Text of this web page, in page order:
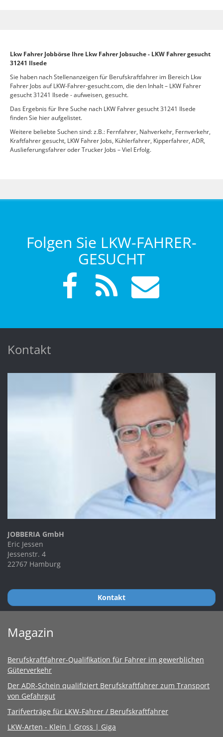
Lkw Fahrer Jobbörse Ihre Lkw Fahrer Jobsuche - LKW Fahrer gesucht
31241 Ilsede
Sie haben nach Stellenanzeigen für Berufskraftfahrer im Bereich Lkw
Fahrer Jobs auf LKW-Fahrer-gesucht.com, die den Inhalt – LKW Fahrer
gesucht 31241 Ilsede - aufweisen, gesucht.
Das Ergebnis für Ihre Suche nach LKW Fahrer gesucht 31241 Ilsede
finden Sie hier aufgelistet.
Weitere beliebte Suchen sind: z.B.: Fernfahrer, Nahverkehr, Fernverkehr,
Kraftfahrer gesucht, LKW Fahrer Jobs, Kühlerfahrer, Kipperfahrer, ADR,
Auslieferungsfahrer oder Trucker Jobs – Viel Erfolg.
Folgen Sie LKW-FAHRER-
GESUCHT
Kontakt
JOBBERIA GmbH
Eric Jessen
Jessenstr. 4
22767 Hamburg
Kontakt
Magazin
Berufskraftfahrer-Qualifikation für Fahrer im gewerblichen
Güterverkehr
Der ADR-Schein qualifiziert Berufskraftfahrer zum Transport
von Gefahrgut
Tarifverträge für LKW-Fahrer / Berufskraftfahrer
LKW-Arten - Klein | Gross | Giga